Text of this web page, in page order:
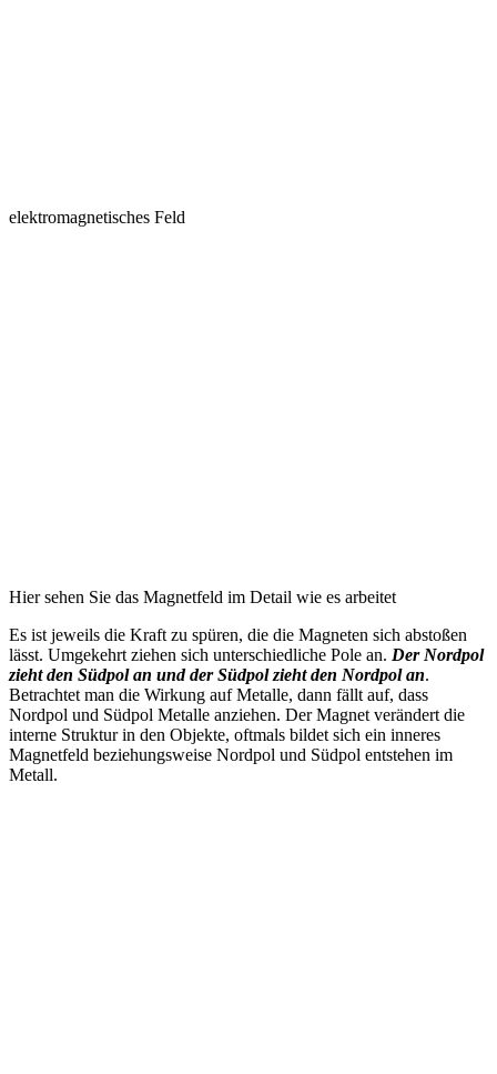
elektromagnetisches Feld
Hier sehen Sie das Magnetfeld im Detail wie es arbeitet
Es ist jeweils die Kraft zu spüren, die die Magneten sich abstoßen
lässt. Umgekehrt ziehen sich unterschiedliche Pole an. Der Nordpol
zieht den Südpol an und der Südpol zieht den Nordpol an.
Betrachtet man die Wirkung auf Metalle, dann fällt auf, dass
Nordpol und Südpol Metalle anziehen. Der Magnet verändert die
interne Struktur in den Objekte, oftmals bildet sich ein inneres
Magnetfeld beziehungsweise Nordpol und Südpol entstehen im
Metall.